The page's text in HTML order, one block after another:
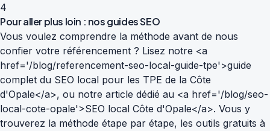
4
Pour aller plus loin : nos guides SEO
Vous voulez comprendre la méthode avant de nous
confier votre référencement ? Lisez notre <a
href='/blog/referencement-seo-local-guide-tpe'>guide
complet du SEO local pour les TPE de la Côte
d'Opale</a>, ou notre article dédié au <a href='/blog/seo-
local-cote-opale'>SEO local Côte d'Opale</a>. Vous y
trouverez la méthode étape par étape, les outils gratuits à